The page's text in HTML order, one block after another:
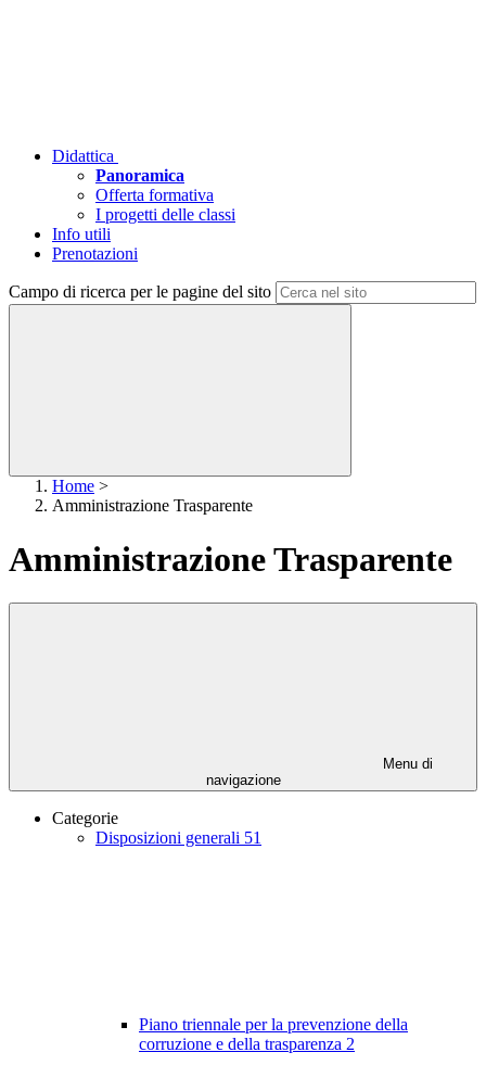
Didattica
Panoramica
Offerta formativa
I progetti delle classi
Info utili
Prenotazioni
Campo di ricerca per le pagine del sito
Home >
Amministrazione Trasparente
Amministrazione Trasparente
Menu di
navigazione
Categorie
Disposizioni generali 51
Piano triennale per la prevenzione della
corruzione e della trasparenza 2